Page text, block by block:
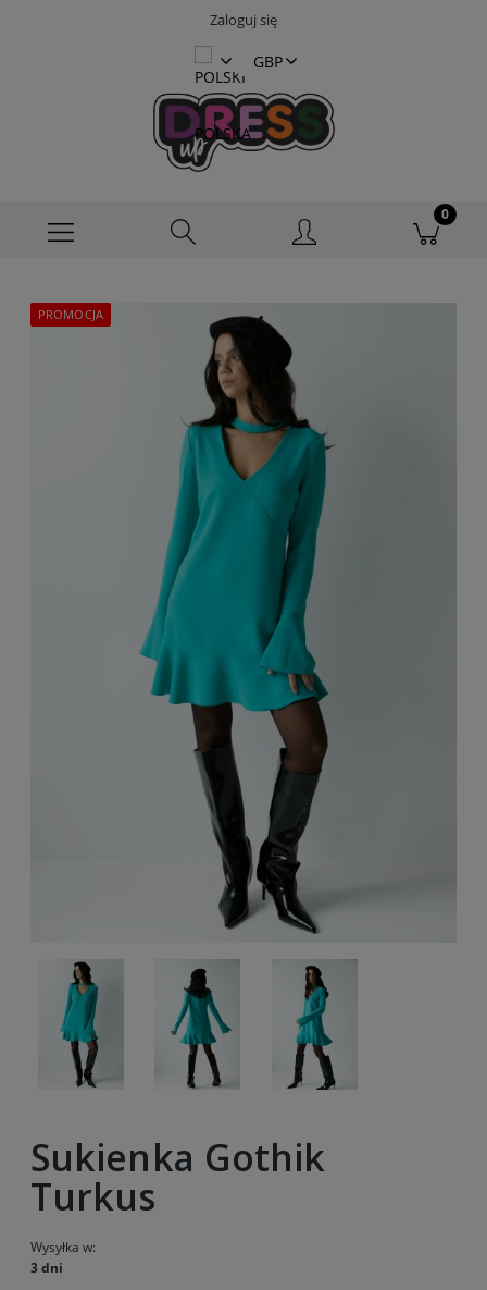
Zaloguj się
PROMOCJA
Sukienka Gothik
Turkus
Wysyłka w:
3 dni